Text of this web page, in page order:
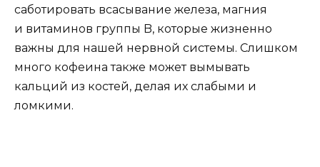
саботировать всасывание железа, магния
и витаминов группы B, которые жизненно
важны для нашей нервной системы. Слишком
много кофеина также может вымывать
кальций из костей, делая их слабыми и
ломкими.